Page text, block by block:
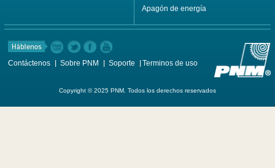
Apagón de energía
Contáctenos Sobre PNM Soporte Terminos de uso
Copyright © 2025 PNM. Todos los derechos reservados